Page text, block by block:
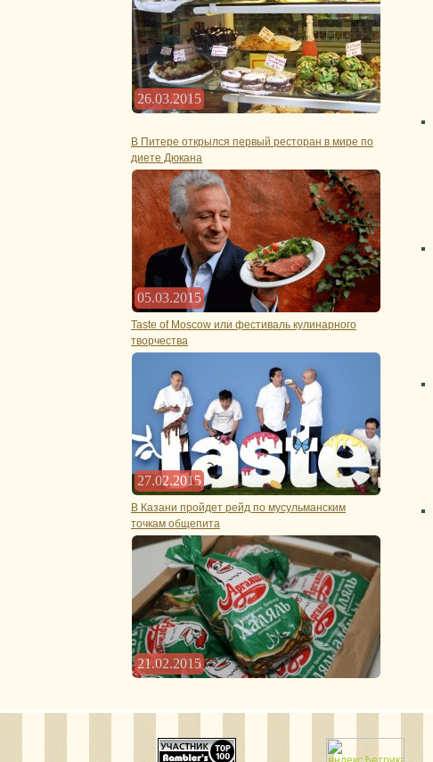
26.03.2015
В Питере открылся первый ресторан в мире по
диете Дюкана
05.03.2015
Taste of Moscow или фестиваль кулинарного
творчества
27.02.2015
В Казани пройдет рейд по мусульманским
точкам общепита
21.02.2015